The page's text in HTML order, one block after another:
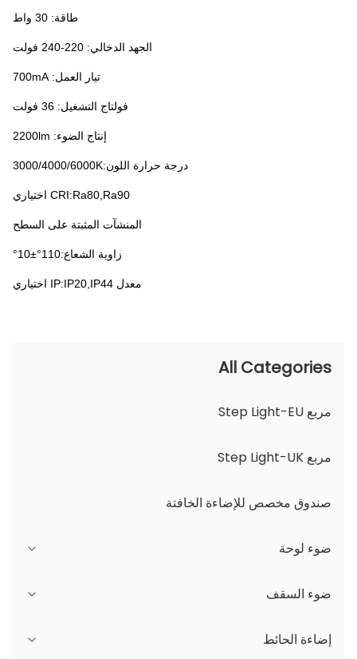
طاقة: 30 واط
الجهد الدخالي: 220-240 فولت
تيار العمل: 7 00mA
فولتاج التشغيل: 36 فولت
إنتاج الضوء: 2200lm
درجة حرارة اللون:3000/4000/6000K
CRI:Ra80,Ra90 اختياري
المنشآت المثبتة على السطح
زاوية الشعاع:110°±10°
معدل IP:IP20,IP44 اختياري
All Categories
مربع Step Light-EU
مربع Step Light-UK
صندوق مخصص للإضاءة الخافتة
ضوء لوحة
سلسلة JDL
سلسلة DSDL
ضوء السقف
سلسلة JCL
إضاءة الحائط